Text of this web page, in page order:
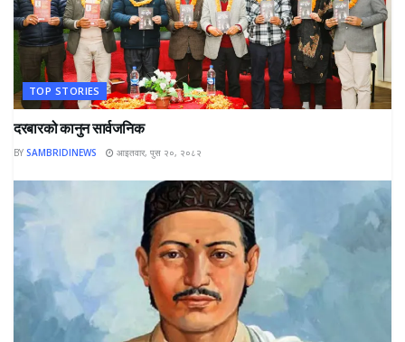
TOP STORIES
दरबारको कानुन सार्वजनिक
BY SAMBRIDINEWS आइतवार, पुस २०, २०८२